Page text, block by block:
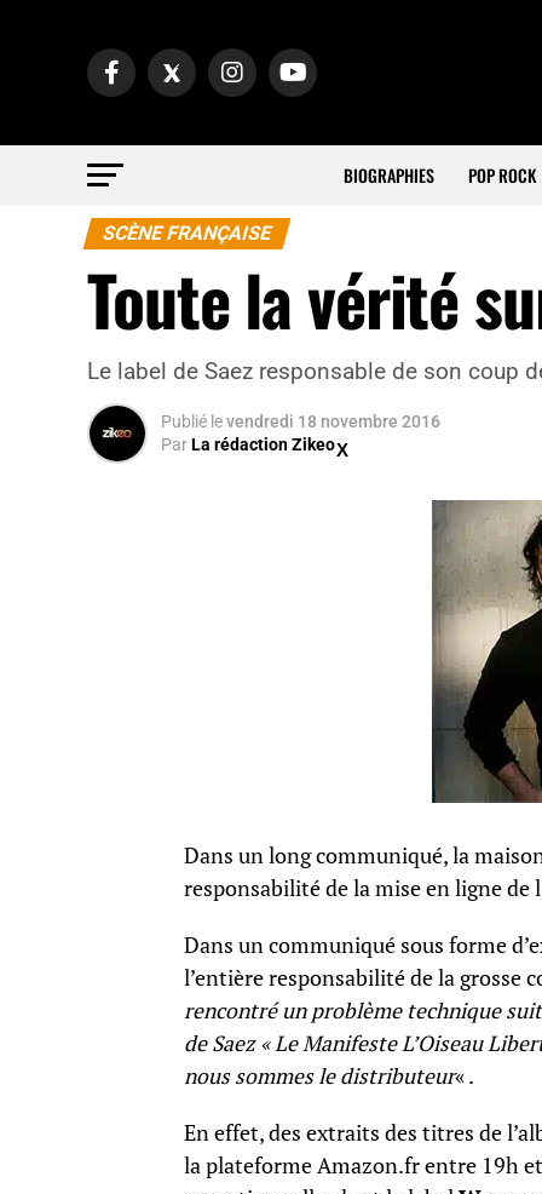
BIOGRAPHIES POP ROCK
SCÈNE FRANÇAISE
Toute la vérité
Le label de Saez responsable de son coup
Publié levendredi 18 novembre 2016
ParLa rédaction Zikeo
Dans un long communiqué, la
responsabilité de la mise en ligne de
Dans un communiqué sous forme
l’entière responsabilité de la grosse
rencontré un problème technique
de Saez « Le Manifeste L’Oiseau
nous sommes le distributeur« .
En effet, des extraits des titres de
la plateforme Amazon.fr entre 19h